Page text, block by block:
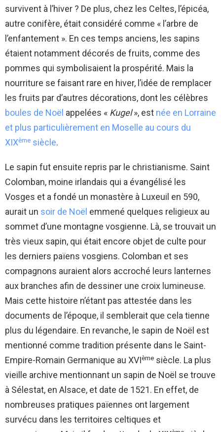
survivent à l’hiver ? De plus, chez les Celtes, l’épicéa,
autre conifère, était considéré comme « l’arbre de
l’enfantement ». En ces temps anciens, les sapins
étaient notamment décorés de fruits, comme des
pommes qui symbolisaient la prospérité. Mais la
nourriture se faisant rare en hiver, l’idée de remplacer
les fruits par d’autres décorations, dont les célèbres
boules de Noël appelées « Kugel», est née en Lorraine
et plus particulièrement en Moselle au cours du
XIXème siècle.
Le sapin fut ensuite repris par le christianisme. Saint
Colomban, moine irlandais qui a évangélisé les
Vosges et a fondé un monastère à Luxeuil en 590,
aurait un soir de Noël emmené quelques religieux au
sommet d’une montagne vosgienne. Là, se trouvait un
très vieux sapin, qui était encore objet de culte pour
les derniers païens vosgiens. Colomban et ses
compagnons auraient alors accroché leurs lanternes
aux branches afin de dessiner une croix lumineuse.
Mais cette histoire n’étant pas attestée dans les
documents de l’époque, il semblerait que cela tienne
plus du légendaire. En revanche, le sapin de Noël est
mentionné comme tradition présente dans le Saint-
Empire-Romain Germanique au XVIème siècle. La plus
vieille archive mentionnant un sapin de Noël se trouve
à Sélestat, en Alsace, et date de 1521. En effet, de
nombreuses pratiques païennes ont largement
survécu dans les territoires celtiques et